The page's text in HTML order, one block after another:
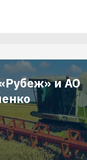
и АО